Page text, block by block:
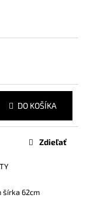
DO KOŠÍKA
šírka 62cm
Zdieľať